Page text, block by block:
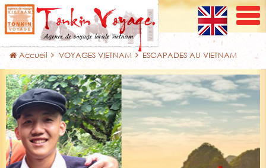
Accueil VOYAGES VIETNAM ESCAPADES AU VIETNAM